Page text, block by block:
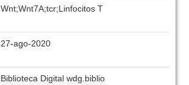
Wnt;Wnt7A;tcr;Linfocitos T
27-ago-2020
Biblioteca Digital wdg.biblio